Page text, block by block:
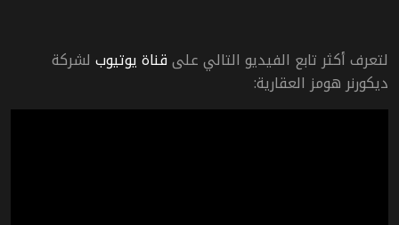
لتعرف أكثر تابع الفيديو التالي علىقناةيوتيوب لشركة
ديكورنر هومز العقارية: